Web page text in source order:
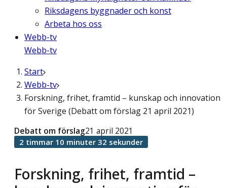
Riksdagens byggnader och konst
Arbeta hos oss
Webb-tv
Webb-tv
Start
Webb-tv
Forskning, frihet, framtid – kunskap och innovation
för Sverige (Debatt om förslag 21 april 2021)
Forskning, frihet, framtid –
Debatt om förslag21 april 2021
2 timmar 10 minuter 32 sekunder